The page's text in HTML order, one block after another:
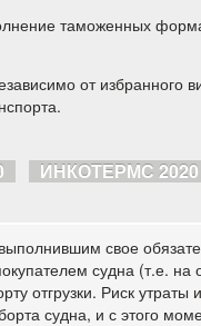
таможенных
от избранного
ИНКОТЕРМС 2020
свое
судна (т.е. на
отгрузки. Риск утраты
судна, и с этого